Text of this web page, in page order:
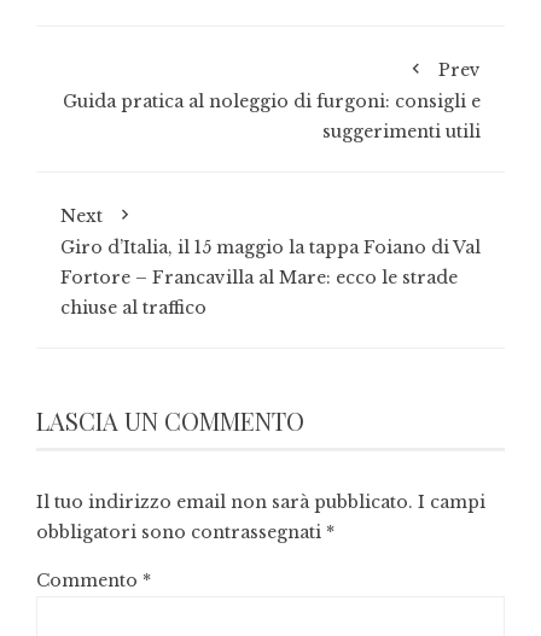
Prev
Guida pratica al noleggio di furgoni: consigli e
suggerimenti utili
Next
Giro d’Italia, il 15 maggio la tappa Foiano di Val
Fortore – Francavilla al Mare: ecco le strade
chiuse al traffico
LASCIA UN COMMENTO
Il tuo indirizzo email non sarà pubblicato. I campi
obbligatori sono contrassegnati *
Commento *